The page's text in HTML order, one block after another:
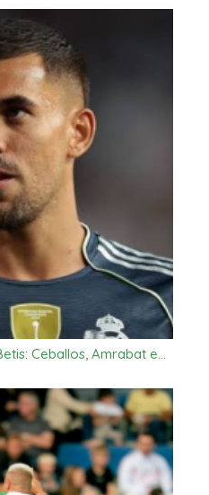
Ceballos, Amrabat e…